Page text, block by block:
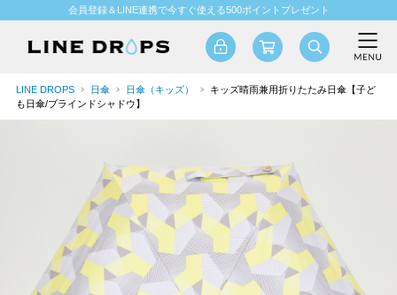
会員登録＆LINE連携で今すぐ使える500ポイントプレゼント
LINE DROPS 日傘 日傘（キッズ）
キッズ晴雨兼用折りたたみ日傘【子ど
も日傘/ブラインドシャドウ】